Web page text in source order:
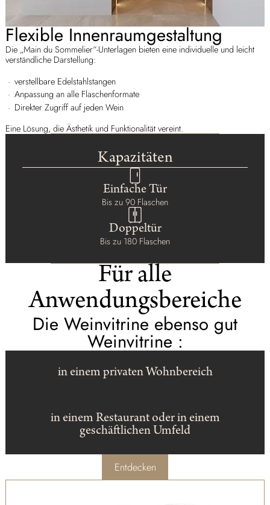
Flexible Innenraumgestaltung
Die „Main du Sommelier“-Unterlagen bieten eine individuelle und leicht
verständliche Darstellung:
verstellbare Edelstahlstangen
Anpassung an alle Flaschenformate
Direkter Zugriff auf jeden Wein
Eine Lösung, die Ästhetik und Funktionalität vereint.
Kapazitäten
Einfache Tür
Bis zu 90 Flaschen
Doppeltür
Bis zu 180 Flaschen
Für alle
Anwendungsbereiche
Die Weinvitrine ebenso gut
Weinvitrine :
in einem privaten Wohnbereich
in einem Restaurant oder in einem
geschäftlichen Umfeld
Entdecken